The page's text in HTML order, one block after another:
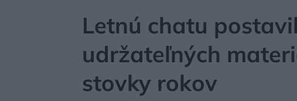
Letnú chatu
udržateľných
stovky rokov